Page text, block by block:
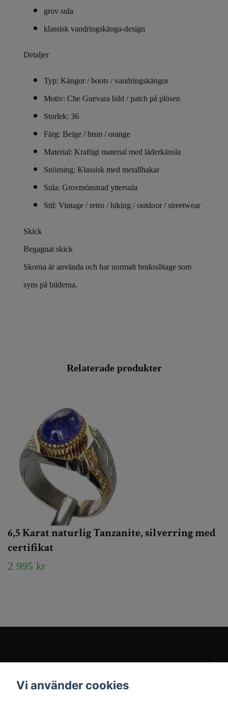
grov sula
klassisk vandringskänga-design
Detaljer
Typ: Kängor / boots / vandringskängor
Motiv: Che Guevara bild / patch på plösen
Storlek: 36
Färg: Beige / brun / orange
Material: Kraftigt material med läderkänsla
Snörning: Klassisk med metallhakar
Sula: Grovmönstrad yttersula
Stil: Vintage / retro / hiking / outdoor / streetwear
Skick
Begagnat skick
Skorna är använda och har normalt bruksslitage som
syns på bilderna.
6,5 Karat naturlig Tanzanite, silverring med
certifikat
2 995 kr
Vi använder cookies